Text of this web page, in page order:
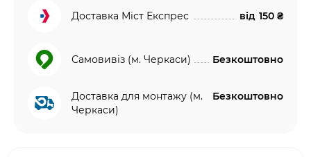
Доставка Міст Експрес від 150 ₴
Самовивіз (м. Черкаси) Безкоштовно
Доставка для монтажу (м.
Черкаси)
Безкоштовно